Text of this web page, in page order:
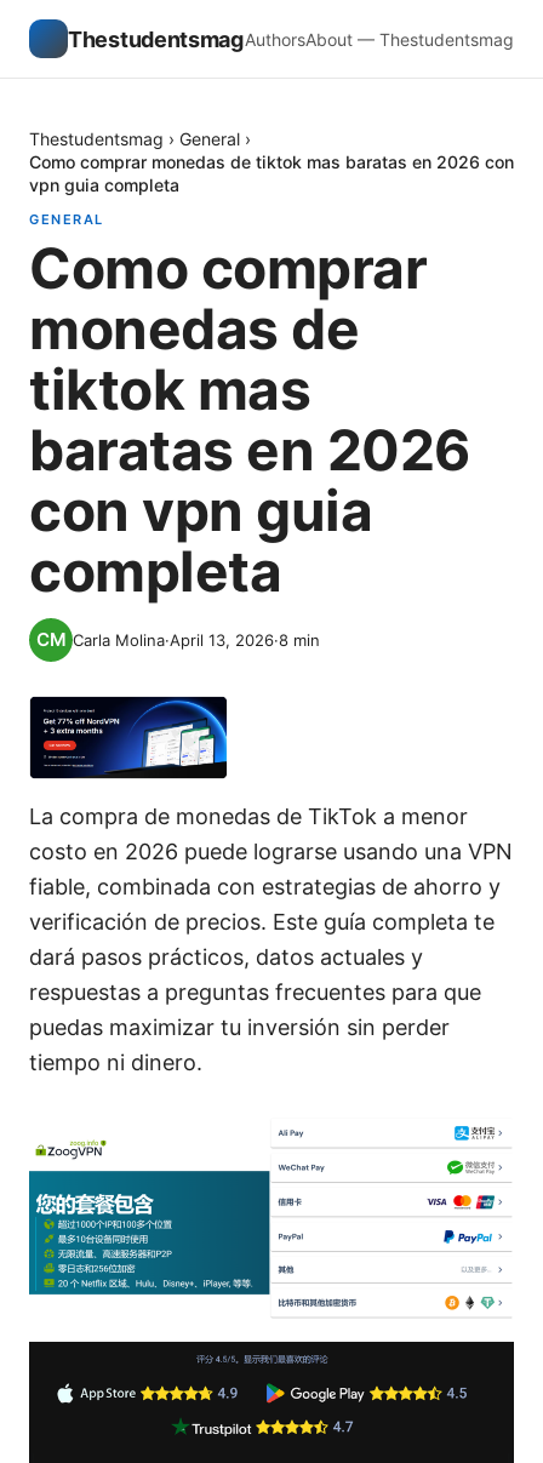
ThestudentsmagAuthorsAbout — Thestudentsmag
Thestudentsmag › General ›
Como comprar monedas de tiktok mas baratas en 2026 con
vpn guia completa
GENERAL
Como comprar
monedas de
tiktok mas
baratas en 2026
con vpn guia
completa
Carla Molina·April 13, 2026·8 min
La compra de monedas de TikTok a menor
costo en 2026 puede lograrse usando una VPN
fiable, combinada con estrategias de ahorro y
verificación de precios. Este guía completa te
dará pasos prácticos, datos actuales y
respuestas a preguntas frecuentes para que
puedas maximizar tu inversión sin perder
tiempo ni dinero.